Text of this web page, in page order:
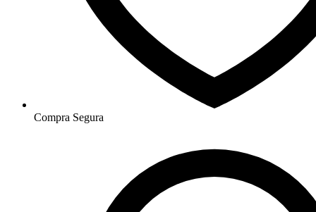
Compra Segura